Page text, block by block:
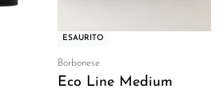
ESAURITO
Borbonese
Eco Line Medium